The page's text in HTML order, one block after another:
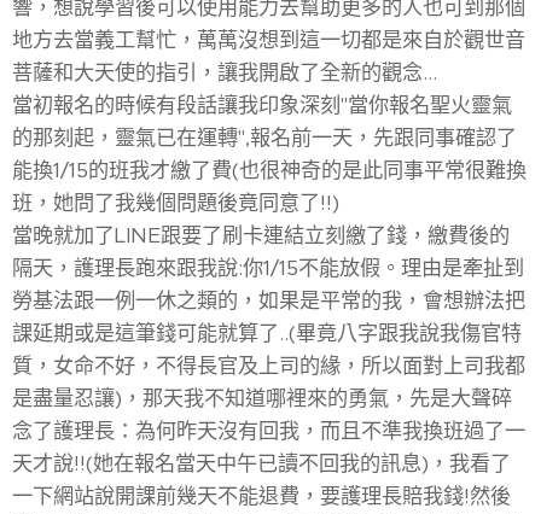
響，想說學習後可以使用能力去幫助更多的人也可到那個
地方去當義工幫忙，萬萬沒想到這一切都是來自於觀世音
菩薩和大天使的指引，讓我開啟了全新的觀念...
當初報名的時候有段話讓我印象深刻"當你報名聖火靈氣
的那刻起，靈氣已在運轉",報名前一天，先跟同事確認了
能換1/15的班我才繳了費(也很神奇的是此同事平常很難換
班，她問了我幾個問題後竟同意了!!)
當晚就加了LINE跟要了刷卡連結立刻繳了錢，繳費後的
隔天，護理長跑來跟我說:你1/15不能放假。理由是牽扯到
勞基法跟一例一休之類的，如果是平常的我，會想辦法把
課延期或是這筆錢可能就算了..(畢竟八字跟我說我傷官特
質，女命不好，不得長官及上司的緣，所以面對上司我都
是盡量忍讓)，那天我不知道哪裡來的勇氣，先是大聲碎
念了護理長：為何昨天沒有回我，而且不準我換班過了一
天才說!!(她在報名當天中午已讀不回我的訊息)，我看了
一下網站說開課前幾天不能退費，要護理長賠我錢!然後